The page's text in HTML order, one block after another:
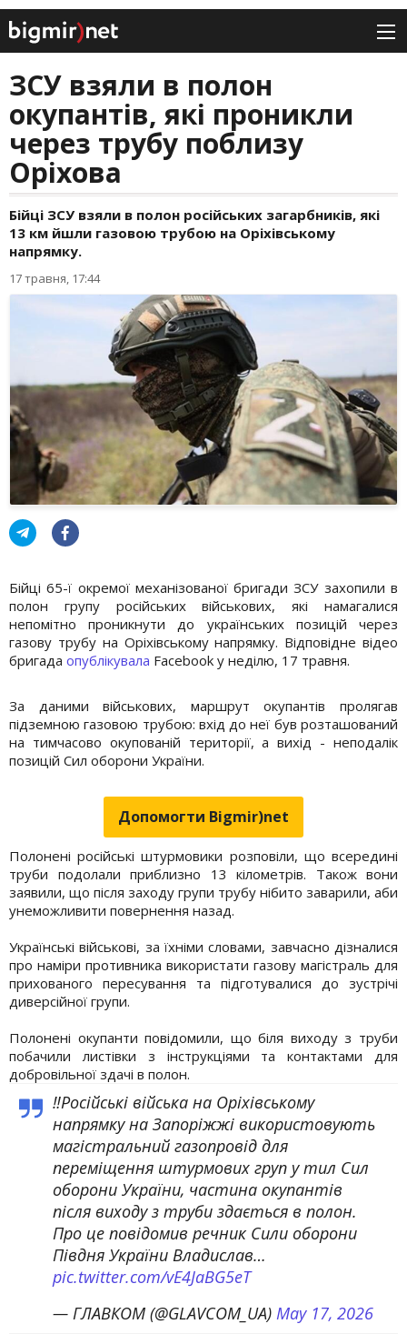
ЗСУ взяли в полон
окупантів, які проникли
через трубу поблизу
Оріхова
Бійці ЗСУ взяли в полон російських загарбників, які
13 км йшли газовою трубою на Оріхівському
напрямку.
17 травня, 17:44
Бійці 65-ї окремої механізованої бригади ЗСУ захопили в
полон групу російських військових, які намагалися
непомітно проникнути до українських позицій через
газову трубу на Оріхівському напрямку. Відповідне відео
бригада опублікувала Facebook у неділю, 17 травня.
За даними військових, маршрут окупантів пролягав
підземною газовою трубою: вхід до неї був розташований
на тимчасово окупованій території, а вихід - неподалік
позицій Сил оборони України.
Допомогти Bigmir)net
Полонені російські штурмовики розповіли, що всередині
труби подолали приблизно 13 кілометрів. Також вони
заявили, що після заходу групи трубу нібито заварили, аби
унеможливити повернення назад.
Українські військові, за їхніми словами, завчасно дізналися
про наміри противника використати газову магістраль для
прихованого пересування та підготувалися до зустрічі
диверсійної групи.
Полонені окупанти повідомили, що біля виходу з труби
побачили листівки з інструкціями та контактами для
добровільної здачі в полон.
‼️Російські війська на Оріхівському
напрямку на Запоріжжі використовують
магістральний газопровід для
переміщення штурмових груп у тил Сил
оборони України, частина окупантів
після виходу з труби здається в полон.
Про це повідомив речник Сили оборони
Півдня України Владислав…
pic.twitter.com/vE4JaBG5eT
— ГЛАВКОМ (@GLAVCOM_UA) May 17, 2026